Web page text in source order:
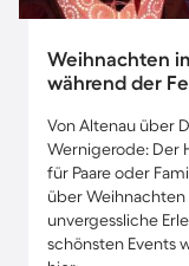
Weihnachten
während der
Von Altenau über
Wernigerode: Der
für Paare oder
über
unvergessliche
schönsten Events